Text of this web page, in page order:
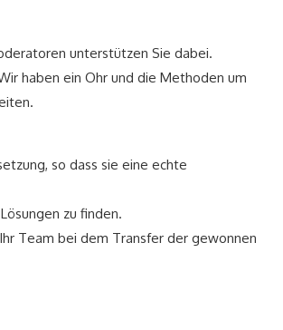
unterstützen Sie dabei.
haben ein Ohr und die Methoden um
so dass sie eine echte
zu finden.
Team bei dem Transfer der gewonnen